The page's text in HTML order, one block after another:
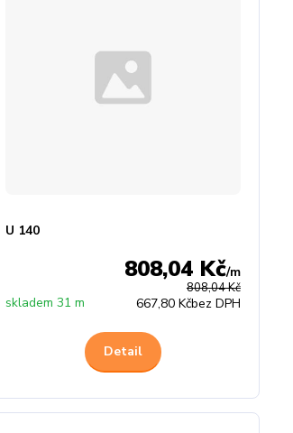
U 140
808,04 Kč
808,04 Kč/m
667,80 Kčbez DPH
skladem 31 m
Detail